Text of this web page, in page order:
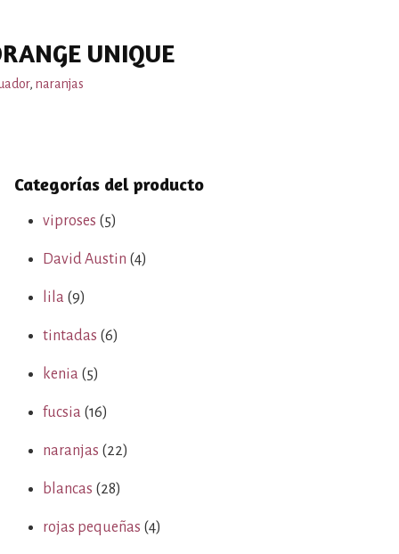
UNIQUE
, naranjas
Categorías del producto
viproses (5)
David Austin (4)
lila (9)
tintadas (6)
kenia (5)
fucsia (16)
naranjas (22)
blancas (28)
rojas pequeñas (4)